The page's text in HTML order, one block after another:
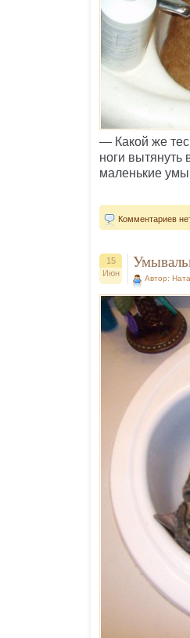
— Какой же
ноги вытянуть
маленькие
Комментариев
15
Июн
Автор: